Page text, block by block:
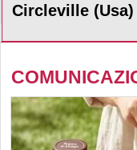
Circleville (Usa)